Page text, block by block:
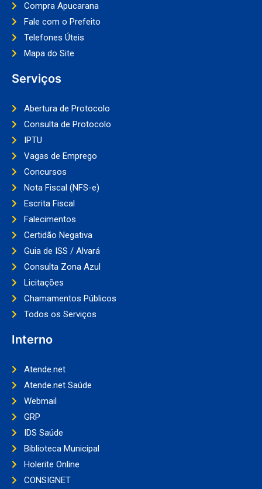
Compra Apucarana
Fale com o Prefeito
Telefones Úteis
Mapa do Site
Serviços
Abertura de Protocolo
Consulta de Protocolo
IPTU
Vagas de Emprego
Concursos
Nota Fiscal (NFS-e)
Escrita Fiscal
Falecimentos
Certidão Negativa
Guia de ISS / Alvará
Consulta Zona Azul
Licitações
Chamamentos Públicos
Todos os Serviços
Interno
Atende.net
Atende.net Saúde
Webmail
GRP
IDS Saúde
Biblioteca Municipal
Holerite Online
CONSIGNET